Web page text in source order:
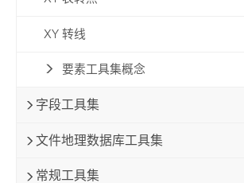
XY 转线
要素工具集概念
字段工具集
文件地理数据库工具集
常规工具集